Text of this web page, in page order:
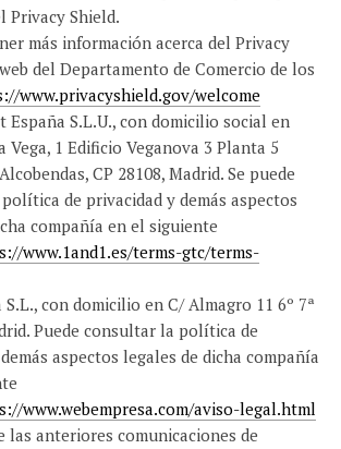
Privacy Shield.
más información acerca del Privacy
del Departamento de Comercio de los
www.privacyshield.gov/welcome
S.L.U., con domicilio social en
Vega, 1 Edificio Veganova 3 Planta 5
CP 28108, Madrid. Se puede
de privacidad y demás aspectos
compañía en el siguiente
www.1and1.es/terms-gtc/terms-
S.L., con domicilio en C/ Almagro 11 6º 7ª
Puede consultar la política de
aspectos legales de dicha compañía
www.webempresa.com/aviso-legal.html
las anteriores comunicaciones de